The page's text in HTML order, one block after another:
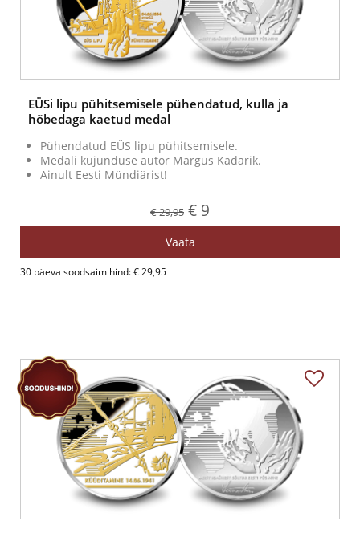
EÜSi lipu pühitsemisele pühendatud, kulla ja
hõbedaga kaetud medal
Pühendatud EÜS lipu pühitsemisele.
Medali kujunduse autor Margus Kadarik.
Ainult Eesti Mündiärist!
€ 29,95 € 9
Vaata
30 päeva soodsaim hind: € 29,95